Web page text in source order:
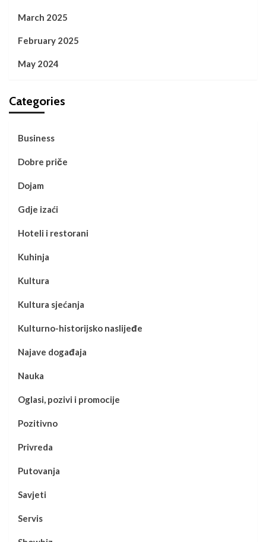
March 2025
February 2025
May 2024
Categories
Business
Dobre priče
Dojam
Gdje izaći
Hoteli i restorani
Kuhinja
Kultura
Kultura sjećanja
Kulturno-historijsko naslijeđe
Najave događaja
Nauka
Oglasi, pozivi i promocije
Pozitivno
Privreda
Putovanja
Savjeti
Servis